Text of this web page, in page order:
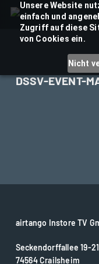
Unsere Website
einfach und
Zugriff auf diese
von Cookies ein.
Nicht
Skip
content
DSSV-EVENT-
airtango Instore TV
Seckendorffallee 19-21
74564 Crailsheim